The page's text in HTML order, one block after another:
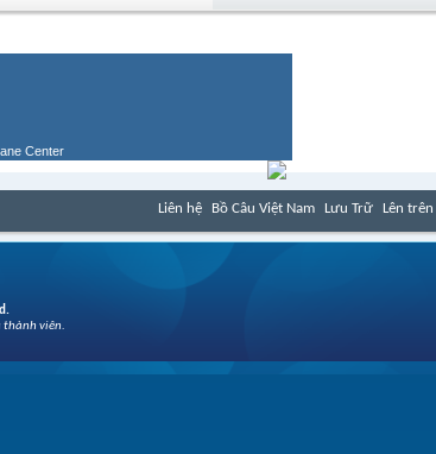
Center
Liên hệ Bồ Câu Việt Nam Lưu Trữ Lên trên
thành viên.